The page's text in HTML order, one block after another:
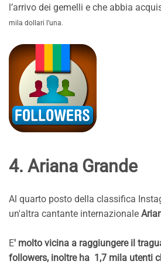
l’arrivo dei gemelli e che abbia
mila dollari l’una.
4. Ariana Grande
Al quarto posto della classifica
un'altra cantante internazionale
E' molto vicina a raggiungere il
followers, inoltre ha 1,7 mila utenti